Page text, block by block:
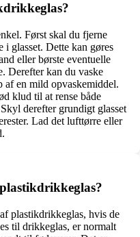
Først skal du fjerne
i glasset. Dette kan gøres
eller børste eventuelle
Derefter kan du vaske
af en mild opvaskemiddel.
klud til at rense både
derefter grundigt glasset
Lad det lufttørre eller
plastikdrikkeglas, hvis de
til drikkeglas, er normalt